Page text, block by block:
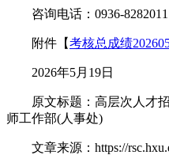
咨询电话：0936-8282011
附件【考核总成绩
2026年5月19日
原文标题：高层次人才招
师工作部(人事处)
文章来源：https://